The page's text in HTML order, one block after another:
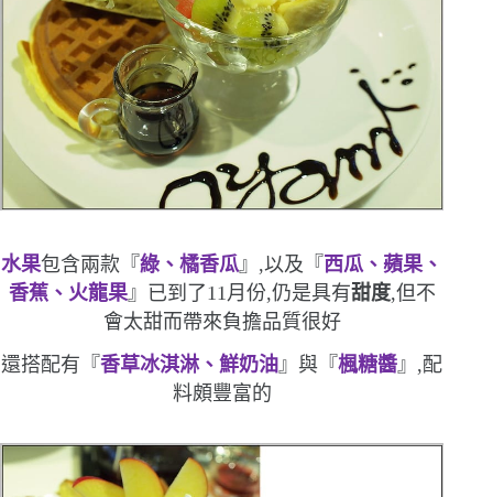
水果包含兩款『綠、橘香瓜』,以及『 西瓜、蘋果、
香蕉、火龍果』 已到了11月份,仍是具有甜度,但不
會太甜而帶來負擔品質很好
還搭配有『香草冰淇淋、鮮奶油 』與『楓糖醬 』,配
料頗豐富的